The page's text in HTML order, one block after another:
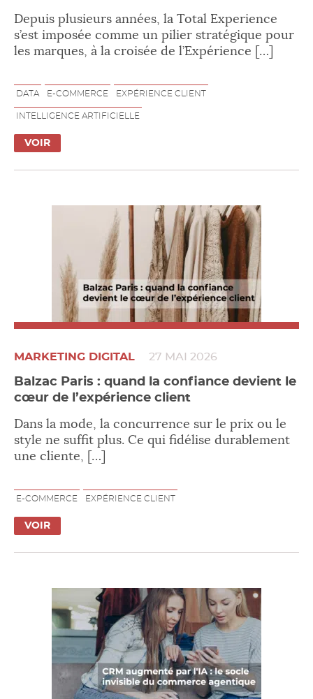
Depuis plusieurs années, la Total Experience
s’est imposée comme un pilier stratégique pour
les marques, à la croisée de l’Expérience […]
DATA E-COMMERCE EXPÉRIENCE CLIENT
INTELLIGENCE ARTIFICIELLE
VOIR
MARKETING DIGITAL 27 MAI 2026
Balzac Paris : quand la confiance devient le
cœur de l’expérience client
Dans la mode, la concurrence sur le prix ou le
style ne suffit plus. Ce qui fidélise durablement
une cliente, […]
E-COMMERCE EXPÉRIENCE CLIENT
VOIR